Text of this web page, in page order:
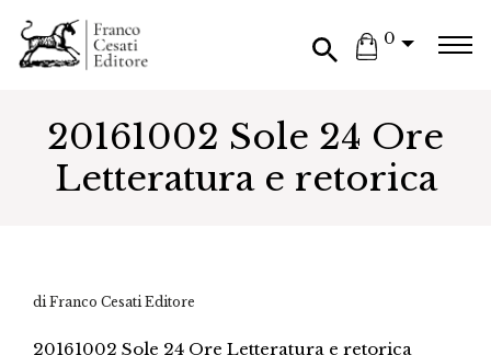
0
20161002 Sole 24 Ore
Letteratura e retorica
di Franco Cesati Editore
20161002 Sole 24 Ore Letteratura e retorica